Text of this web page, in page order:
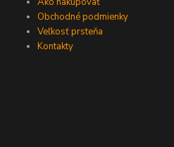
Obchodné podmienky
Veľkosť prsteňa
Kontakty